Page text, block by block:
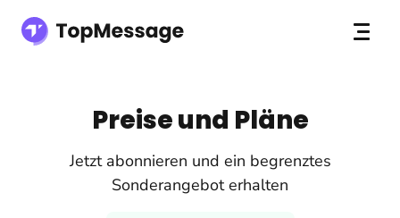
Preise und Pläne
Jetzt abonnieren und ein begrenztes
Sonderangebot erhalten